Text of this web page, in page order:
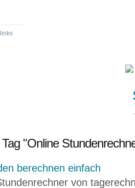
"Online
berechnen einfach
von